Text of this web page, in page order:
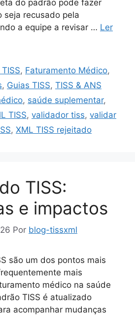
do padrão pode fazer
seja recusado pela
a equipe a revisar … Ler
, Faturamento Médico,
, Guias TISS, TISS & ANS
, saúde suplementar,
TISS, validador tiss, validar
, XML TISS rejeitado
TISS:
e impactos
Por blog-tissxml
são um dos pontos mais
mais
médico na saúde
TISS é atualizado
acompanhar mudanças